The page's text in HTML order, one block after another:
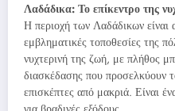
Λαδάδικα: Το επίκεντρο της
Η περιοχή των Λαδάδικων είναι
εμβληματικές τοποθεσίες της
νυχτερινή της ζωή, με πλήθος
διασκέδασης που προσελκύουν
επισκέπτες από μακριά. Είναι